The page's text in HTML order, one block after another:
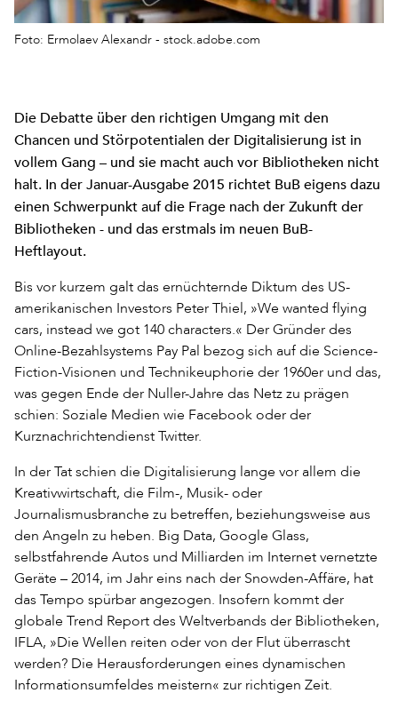
Foto: Ermolaev Alexandr - stock.adobe.com
Die Debatte über den richtigen Umgang mit den
Chancen und Störpotentialen der Digitalisierung ist in
vollem Gang – und sie macht auch vor Bibliotheken nicht
halt. In der Januar-Ausgabe 2015 richtet BuB eigens dazu
einen Schwerpunkt auf die Frage nach der Zukunft der
Bibliotheken - und das erstmals im neuen BuB-
Heftlayout.
Bis vor kurzem galt das ernüchternde Diktum des US-
amerikanischen Investors Peter Thiel, »We wanted flying
cars, instead we got 140 characters.« Der Gründer des
Online-Bezahlsystems Pay Pal bezog sich auf die Science-
Fiction-Visionen und Technikeuphorie der 1960er und das,
was gegen Ende der Nuller-Jahre das Netz zu prägen
schien: Soziale Medien wie Facebook oder der
Kurznachrichtendienst Twitter.
In der Tat schien die Digitalisierung lange vor allem die
Kreativwirtschaft, die Film-, Musik- oder
Journalismusbranche zu betreffen, beziehungsweise aus
den Angeln zu heben. Big Data, Google Glass,
selbstfahrende Autos und Milliarden im Internet vernetzte
Geräte – 2014, im Jahr eins nach der Snowden-Affäre, hat
das Tempo spürbar angezogen. Insofern kommt der
globale Trend Report des Weltverbands der Bibliotheken,
IFLA, »Die Wellen reiten oder von der Flut überrascht
werden? Die Herausforderungen eines dynamischen
Informationsumfeldes meistern« zur richtigen Zeit.